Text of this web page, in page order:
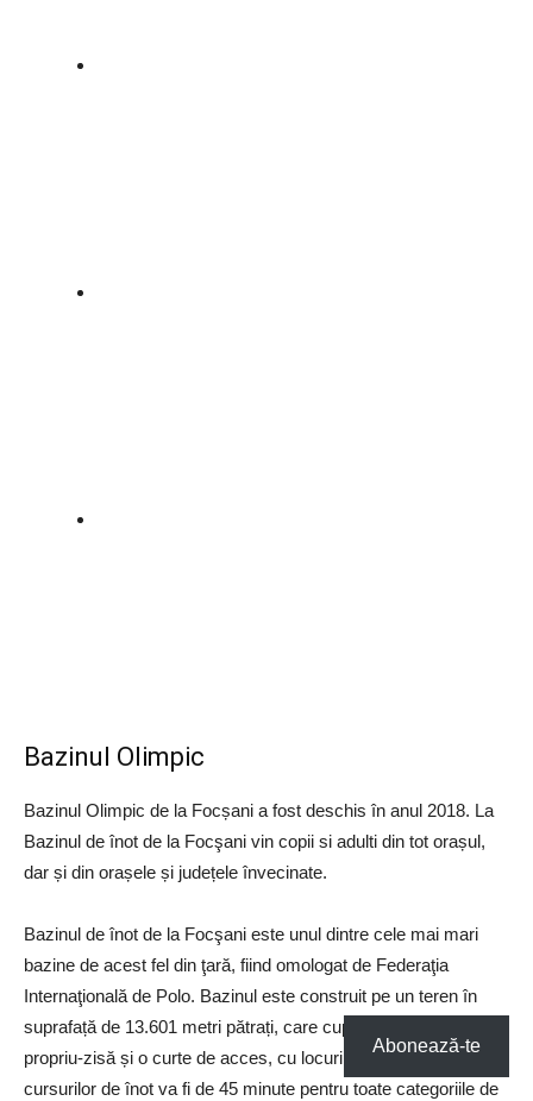
Bazinul Olimpic
Bazinul Olimpic de la Focșani a fost deschis în anul 2018. La
Bazinul de înot de la Focşani vin copii si adulti din tot orașul,
dar și din orașele și județele învecinate.
Bazinul de înot de la Focşani este unul dintre cele mai mari
bazine de acest fel din ţară, fiind omologat de Federaţia
Internaţională de Polo. Bazinul este construit pe un teren în
suprafață de 13.601 metri pătrați, care cuprinde clădirea
propriu-zisă și o curte de acces, cu locuri de parcare. Durata
cursurilor de înot va fi de 45 minute pentru toate categoriile de
Abonează-te